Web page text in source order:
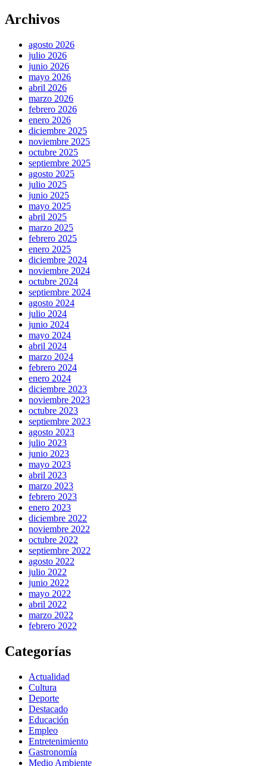
Archivos
agosto 2026
julio 2026
junio 2026
mayo 2026
abril 2026
marzo 2026
febrero 2026
enero 2026
diciembre 2025
noviembre 2025
octubre 2025
septiembre 2025
agosto 2025
julio 2025
junio 2025
mayo 2025
abril 2025
marzo 2025
febrero 2025
enero 2025
diciembre 2024
noviembre 2024
octubre 2024
septiembre 2024
agosto 2024
julio 2024
junio 2024
mayo 2024
abril 2024
marzo 2024
febrero 2024
enero 2024
diciembre 2023
noviembre 2023
octubre 2023
septiembre 2023
agosto 2023
julio 2023
junio 2023
mayo 2023
abril 2023
marzo 2023
febrero 2023
enero 2023
diciembre 2022
noviembre 2022
octubre 2022
septiembre 2022
agosto 2022
julio 2022
junio 2022
mayo 2022
abril 2022
marzo 2022
febrero 2022
Categorías
Actualidad
Cultura
Deporte
Destacado
Educación
Empleo
Entretenimiento
Gastronomía
Medio Ambiente